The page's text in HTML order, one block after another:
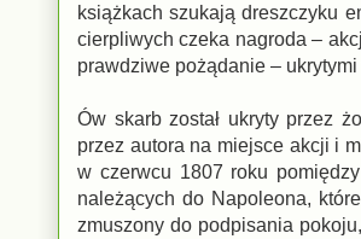
książkach szukają dreszczyku
cierpliwych czeka nagroda –
prawdziwe pożądanie –
Ów skarb został ukryty przez
przez autora na miejsce akcji i
w czerwcu 1807 roku
należących do Napoleona,
zmuszony do podpisania